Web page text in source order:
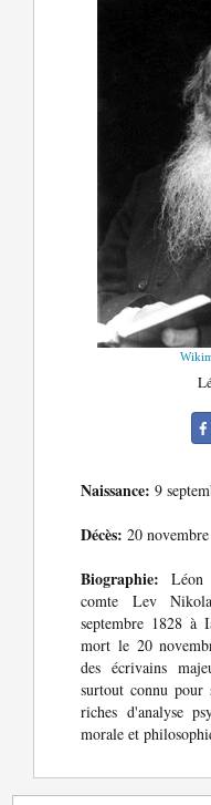
Naissance: 9
Décès: 20
Biographie:
comte Lev
septembre 1828 à
mort le 20
des écrivains
surtout connu pour
riches d'analyse
morale et